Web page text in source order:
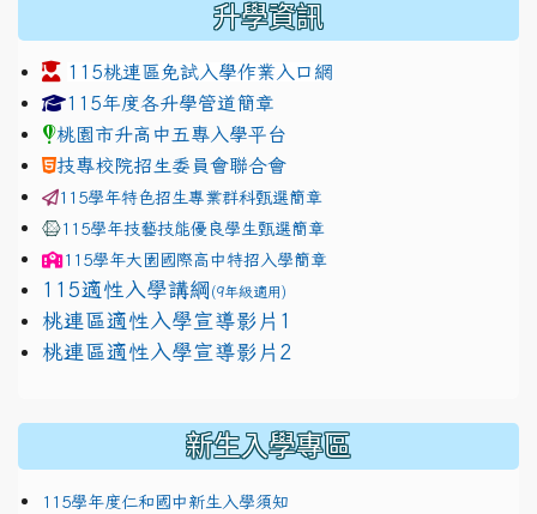
升學資訊
115桃連區免試入學作業入口網
link to https://www.jhjhs.tyc.edu.tw/modules/
115年度各升學管道簡章
桃園市升高中五專入學平台
技專校院招生委員會聯合會
115學年特色招生專業群科甄選簡章
115學年技藝技能優良學生甄選簡章
115學年大園國際高中特招入學簡章
115適性入學講綱 (9年級適用)
link to https://docs.google.com/presentation/d/
桃連區適性入學宣導影片1
link to https://docs.google.com/presentation/d/
桃連區適性入學宣導影片2
新生入學專區
115學年度仁和國中新生入學須知